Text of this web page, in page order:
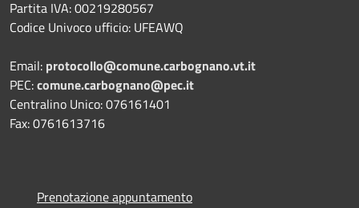
Partita IVA: 00219280567
Codice Univoco ufficio: UFEAWQ
Email: protocollo@comune.carbognano.vt.it
PEC:comune.carbognano@pec.it
Centralino Unico: 076161401
Fax: 0761613716
Prenotazione appuntamento